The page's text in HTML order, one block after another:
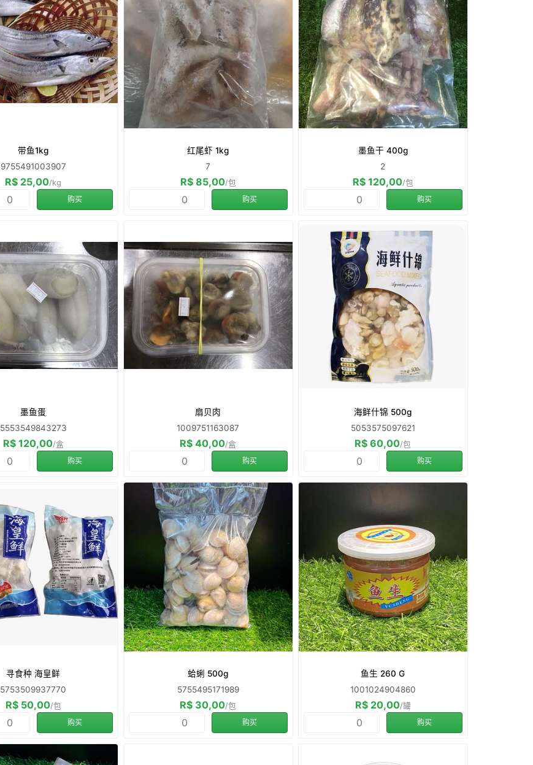
带鱼1kg
9755491003907
R$ 25,00/kg
购买
红尾虾 1kg
7
R$ 85,00/包
购买
墨鱼干 400g
2
R$ 120,00/包
购买
墨鱼蛋
5553549843273
R$ 120,00/盒
购买
扇贝肉
1009751163087
R$ 40,00/盒
购买
海鲜什锦 500g
5053575097621
R$ 60,00/包
购买
寻食种 海皇鲜
5753509937770
R$ 50,00/包
购买
蛤蜊 500g
5755495171989
R$ 30,00/包
购买
鱼生 260 G
1001024904860
R$ 20,00/罐
购买